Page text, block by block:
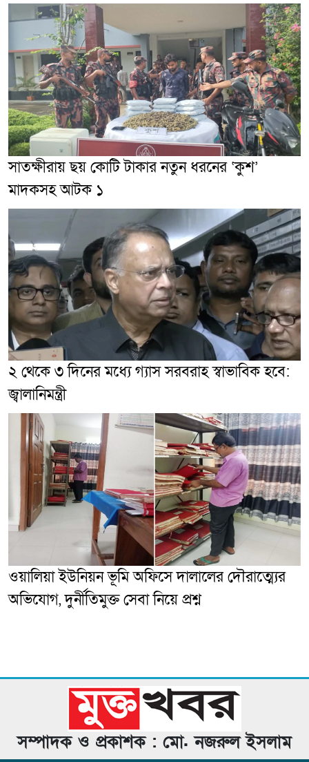
সাতক্ষীরায় ছয় কোটি টাকার নতুন ধরনের ‘কুশ’
মাদকসহ আটক ১
২ থেকে ৩ দিনের মধ্যে গ্যাস সরবরাহ স্বাভাবিক হবে:
জ্বালানিমন্ত্রী
ওয়ালিয়া ইউনিয়ন ভূমি অফিসে দালালের দৌরাত্ম্যের
অভিযোগ, দুর্নীতিমুক্ত সেবা নিয়ে প্রশ্ন
সম্পাদক ও প্রকাশক : মো. নজরুল ইসলাম